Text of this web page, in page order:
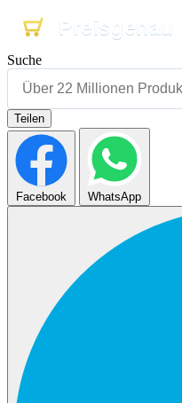
Preisgenau
Preisgenau
Preisgenau
Suche
Teilen
Facebook WhatsApp